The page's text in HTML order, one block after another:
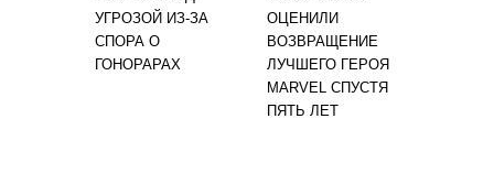
УГРОЗОЙ ИЗ-ЗА
СПОРА О
ГОНОРАРАХ
ОЦЕНИЛИ
ВОЗВРАЩЕНИЕ
ЛУЧШЕГО ГЕРОЯ
MARVEL СПУСТЯ
ПЯТЬ ЛЕТ